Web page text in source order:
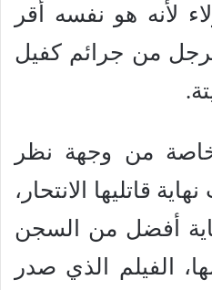
لأنه هو نفسه أقر
من جرائم كفيل
خاصة من وجهة نظر
قاتليها الانتحار،
أفضل من السجن
الفيلم الذي صدر